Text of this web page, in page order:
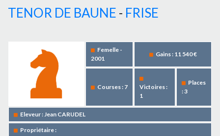
TENOR DE BAUNE - FRISE
Femelle -
2001
Gains : 11 540 €
Courses : 7
Victoires :
1
Places
: 3
Eleveur : Jean CARUDEL
Propriétaire :